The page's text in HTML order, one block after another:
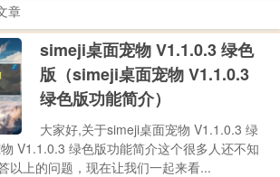
章
simeji桌面宠物 V1.1.0.3 绿色
版（simeji桌面宠物 V1.1.0.3
绿色版功能简介）
大家好,关于simeji桌面宠物 V1.1.0.3 绿
V1.1.0.3 绿色版功能简介这个很多人还不知
以上的问题，现在让我们一起来看...